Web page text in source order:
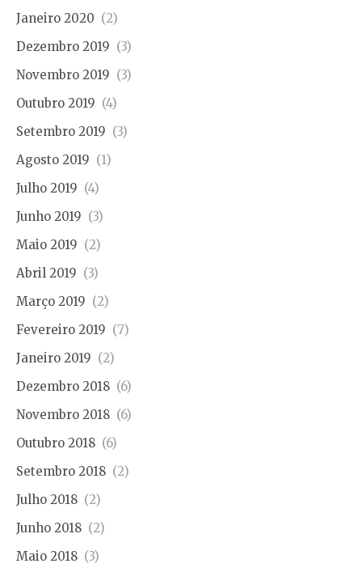
Janeiro 2020 (2)
Dezembro 2019 (3)
Novembro 2019 (3)
Outubro 2019 (4)
Setembro 2019 (3)
Agosto 2019 (1)
Julho 2019 (4)
Junho 2019 (3)
Maio 2019 (2)
Abril 2019 (3)
Março 2019 (2)
Fevereiro 2019 (7)
Janeiro 2019 (2)
Dezembro 2018 (6)
Novembro 2018 (6)
Outubro 2018 (6)
Setembro 2018 (2)
Julho 2018 (2)
Junho 2018 (2)
Maio 2018 (3)